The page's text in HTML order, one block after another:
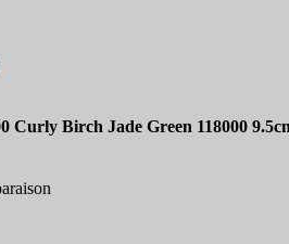
Curly Birch Jade Green 118000